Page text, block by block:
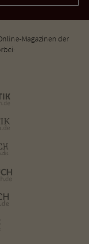
Magazinen der